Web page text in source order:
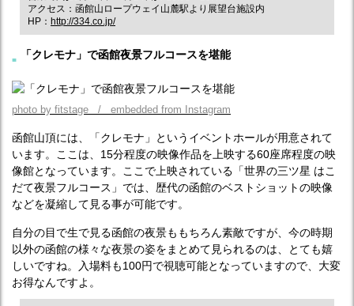
アクセス：函館山ロープウェイ山麓駅より展望台施設内
HP： http://334.co.jp/
「クレモナ」で函館夜景フルコースを堪能
photo by fitstage / embedded from Instagram
函館山頂には、「クレモナ」というイベントホールが用意されて
います。ここは、15分程度の映像作品を上映する60座席程度の映
像館となっています。ここで上映されている「世界の三ツ星 はこ
だて夜景フルコース」では、歴代の函館のベストショットの映像
などを凝縮して見る事が可能です。
自分の目で生で見る函館の夜景ももちろん素敵ですが、今の時期
以外の函館の様々な夜景の姿をまとめて見られるのは、とても嬉
しいですね。入場料も100円で視聴可能となっていますので、大変
お得なんですよ。